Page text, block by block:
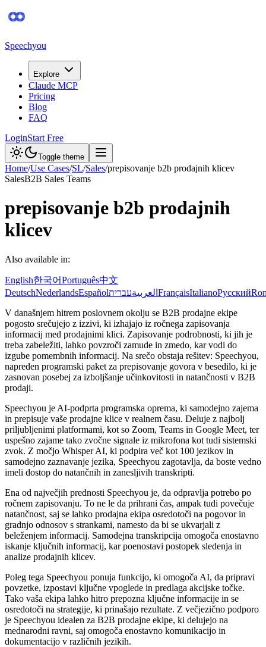
Speechyou
Explore
Claude MCP
Pricing
Blog
FAQ
LoginStart Free
Toggle theme
Home/Use Cases/SL/Sales/prepisovanje b2b prodajnih klicev
SalesB2B Sales Teams
prepisovanje b2b prodajnih
klicev
Also available in:
English한국어Português中文
DeutschNederlandsEspañol العربيةעברית FrançaisItalianoРусский
V današnjem hitrem poslovnem okolju se B2B prodajne ekipe
pogosto srečujejo z izzivi, ki izhajajo iz ročnega zapisovanja
informacij med prodajnimi klici. Zapisovanje podrobnosti, ki jih je
treba zabeležiti, lahko povzroči zamude in zmedo, kar vodi do
izgube pomembnih informacij. Na srečo obstaja rešitev: Speechyou,
napreden programski paket za prepisovanje govora v besedilo, ki je
zasnovan posebej za izboljšanje učinkovitosti in natančnosti v B2B
prodaji.
Speechyou je AI-podprta programska oprema, ki samodejno zajema
in prepisuje vaše prodajne klice v realnem času. Deluje z najbolj
priljubljenimi platformami, kot so Zoom, Teams in Google Meet, ter
uspešno zajame tako zvočne signale iz mikrofona kot tudi sistemski
zvok. Z močjo Whisper AI, ki podpira več kot 100 jezikov in
samodejno zaznavanje jezika, Speechyou zagotavlja, da boste vedno
imeli dostop do natančnih in zanesljivih transkripti.
Ena od največjih prednosti Speechyou je, da odpravlja potrebo po
ročnem zapisovanju. To ne le da prihrani čas, ampak tudi povečuje
natančnost, saj se lahko prodajna ekipa osredotoči na pogovor in
gradnjo odnosov s strankami, namesto da bi se ukvarjali z
beleženjem informacij. Samodejna transkripcija omogoča enostavno
iskanje ključnih informacij, kar poenostavi postopek sledenja in
analize prodajnih klicev.
Poleg tega Speechyou ponuja funkcijo, ki omogoča AI, da pripravi
povzetke, izpostavi ključne vpoglede in predlaga akcijske točke.
Tako vaša ekipa lahko hitro prepozna ključne informacije in se
osredotoči na strategije, ki prinašajo rezultate. Z večjezično podporo
je Speechyou idealen za B2B prodajne ekipe, ki delujejo na
mednarodni ravni, saj omogoča enostavno komunikacijo in
dokumentacijo v različnih jezikih.